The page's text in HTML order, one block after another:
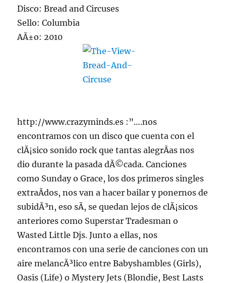
Disco: Bread and Circuses
Sello: Columbia
AÃ±o: 2010
http://www.crazyminds.es :”….nos
encontramos con un disco que cuenta con el
clÃ¡sico sonido rock que tantas alegrÃ­as nos
dio durante la pasada dÃ©cada. Canciones
como Sunday o Grace, los dos primeros singles
extraÃ­dos, nos van a hacer bailar y ponernos de
subidÃ³n, eso sÃ­, se quedan lejos de clÃ¡sicos
anteriores como Superstar Tradesman o
Wasted Little Djs. Junto a ellas, nos
encontramos con una serie de canciones con un
aire melancÃ³lico entre Babyshambles (Girls),
Oasis (Life) o Mystery Jets (Blondie, Best Lasts